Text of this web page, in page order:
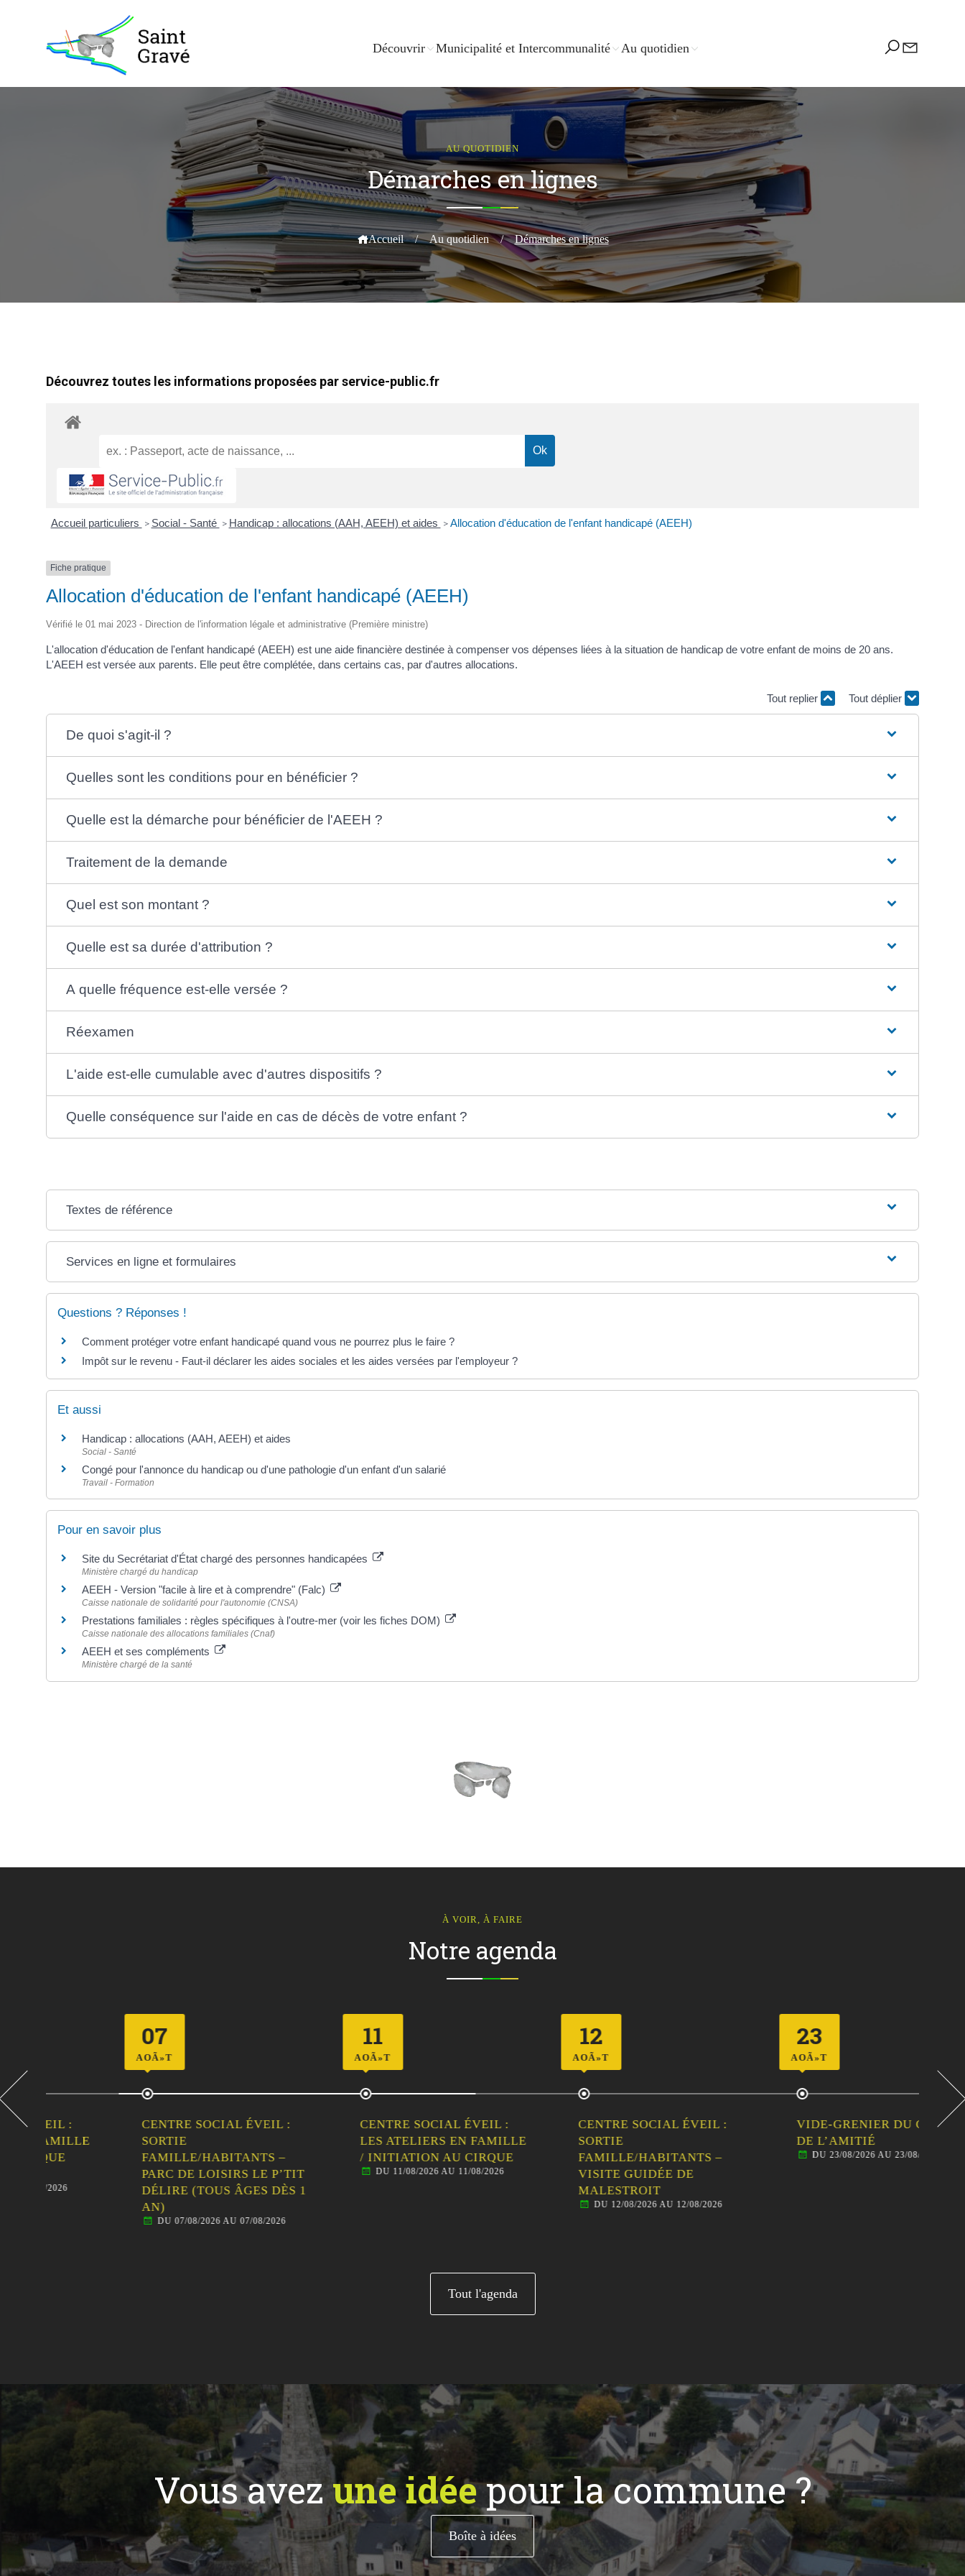
Découvrir Municipalité et Intercommunalité Au quotidien
AU QUOTIDIEN
Démarches en lignes
Accueil / Au quotidien / Démarches en lignes
Découvrez toutes les informations proposées par service-public.fr
Accueil particuliers > Social - Santé > Handicap : allocations (AAH, AEEH) et aides > Allocation d'éducation de l'enfant handicapé (AEEH)
Fiche pratique
Allocation d'éducation de l'enfant handicapé (AEEH)
Vérifié le 01 mai 2023 - Direction de l'information légale et administrative (Première ministre)
L'allocation d'éducation de l'enfant handicapé (AEEH) est une aide financière destinée à compenser vos dépenses liées à la situation de handicap de votre enfant de moins de 20 ans.
L'AEEH est versée aux parents. Elle peut être complétée, dans certains cas, par d'autres allocations.
Tout replier Tout déplier
De quoi s'agit-il ?
Quelles sont les conditions pour en bénéficier ?
Quelle est la démarche pour bénéficier de l'AEEH ?
Traitement de la demande
Quel est son montant ?
Quelle est sa durée d'attribution ?
A quelle fréquence est-elle versée ?
Réexamen
L'aide est-elle cumulable avec d'autres dispositifs ?
Quelle conséquence sur l'aide en cas de décès de votre enfant ?
Textes de référence
Services en ligne et formulaires
Questions ? Réponses !
Comment protéger votre enfant handicapé quand vous ne pourrez plus le faire ?
Impôt sur le revenu - Faut-il déclarer les aides sociales et les aides versées par l'employeur ?
Et aussi
Handicap : allocations (AAH, AEEH) et aides
Social - Santé
Congé pour l'annonce du handicap ou d'une pathologie d'un enfant d'un salarié
Travail - Formation
Pour en savoir plus
Site du Secrétariat d'État chargé des personnes handicapées
Ministère chargé du handicap
AEEH - Version "facile à lire et à comprendre" (Falc)
Caisse nationale de solidarité pour l'autonomie (CNSA)
Prestations familiales : règles spécifiques à l'outre-mer (voir les fiches DOM)
Caisse nationale des allocations familiales (Cnaf)
AEEH et ses compléments
Ministère chargé de la santé
À VOIR, À FAIRE
Notre agenda
CENTRE SOCIAL ÉVEIL :
SORTIE
FAMILLE/HABITANTS –
PARC DE LOISIRS LE P’TIT
DÉLIRE (TOUS ÂGES DÈS 1
DU 07/08/2026 AU 07/08/2026
CENTRE SOCIAL ÉVEIL :
LES ATELIERS EN FAMILLE
/ INITIATION AU CIRQUE
DU 11/08/2026 AU 11/08/2026
CENTRE SOCIAL ÉVEIL :
SORTIE
FAMILLE/HABITANTS –
VISITE GUIDÉE DE
MALESTROIT
DU 12/08/2026 AU 12/08/2026
VIDE-GRENIER DU CLUB
DE L’AMITIÉ
DU 23/08/2026 AU 23/08/2026
Tout l'agenda
Vous avezune idéepour la commune ?
Boîte à idées